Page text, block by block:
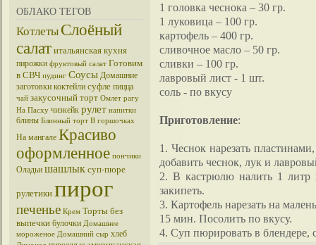
ОБЛАКО ТЕГОВ
Котлеты Слоёный
салат итальянская кухня
пирожки фруктовый салат Готовим
в СВЧ пудинг Соусы Домашние
заготовки коктейли суфле пицца
чай закусочный торт Омлет рагу
На Пасху чизкейк рулет напитки
блины Блинный торт В горшочках
На мангале Красиво
оформленное пончики
Оладьи шашлык суп-пюре
рулетики пирог
печенье Крем Торты без
выпечки булочки Домашнее
мороженое Домашний сыр хлеб
1 головка чеснока – 30 гр.
1 луковица – 100 гр.
картофель – 400 гр.
сливочное масло – 50 гр.
сливки – 100 гр.
лавровый лист - 1 шт.
соль - по вкусу
Приготовление:
1. Чеснок нарезать
добавить чеснок, лук и
2. В кастрюлю налить 1 литр
закипеть.
3. Картофель нарезать на
15 мин. Посолить по вкусу.
4. Суп пюрировать в блендере,